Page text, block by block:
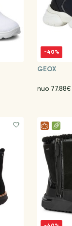
-40%
GEOX
nuo 77.88€